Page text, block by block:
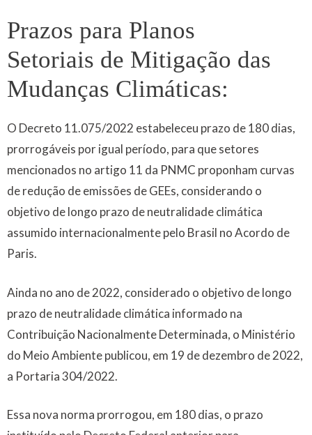
Prazos para Planos
Setoriais de Mitigação das
Mudanças Climáticas:
O Decreto 11.075/2022 estabeleceu prazo de 180 dias,
prorrogáveis por igual período, para que setores
mencionados no artigo 11 da PNMC proponham curvas
de redução de emissões de GEEs, considerando o
objetivo de longo prazo de neutralidade climática
assumido internacionalmente pelo Brasil no Acordo de
Paris.
Ainda no ano de 2022, considerado o objetivo de longo
prazo de neutralidade climática informado na
Contribuição Nacionalmente Determinada, o Ministério
do Meio Ambiente publicou, em 19 de dezembro de 2022,
a Portaria 304/2022.
Essa nova norma prorrogou, em 180 dias, o prazo